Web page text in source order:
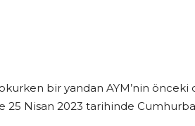
bir yandan AYM’nin önceki
25 Nisan 2023 tarihinde